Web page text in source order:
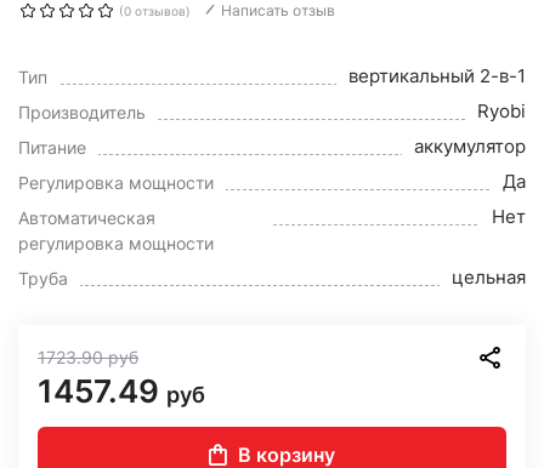
(0 отзывов) Написать отзыв
Тип вертикальный 2-в-1
Производитель Ryobi
Питание аккумулятор
Регулировка мощности Да
Автоматическая
регулировка мощности
Нет
Труба цельная
1723.90руб
1457.49 руб
В корзину